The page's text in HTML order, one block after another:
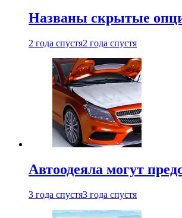
Названы скрытые
2 года спустя2 года спустя
Автоодеяла могут
3 года спустя3 года спустя